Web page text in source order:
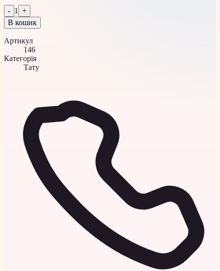
- 1 +
В кошик
Артикул
146
Категорія
Тату